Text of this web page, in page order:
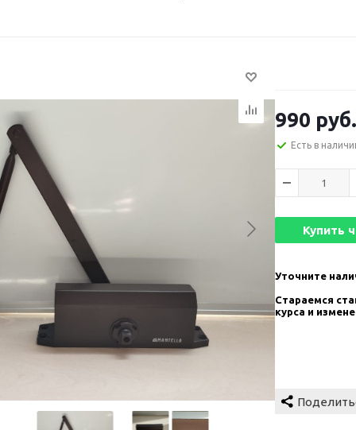
990 руб.
Есть в
Купить
Уточните
Стараемся
курса и